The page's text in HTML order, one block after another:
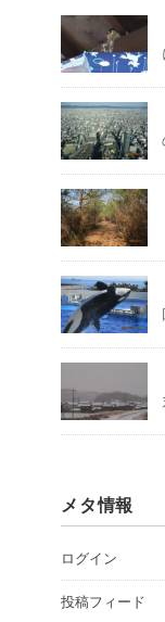
メタ情報
ログイン
投稿フィード